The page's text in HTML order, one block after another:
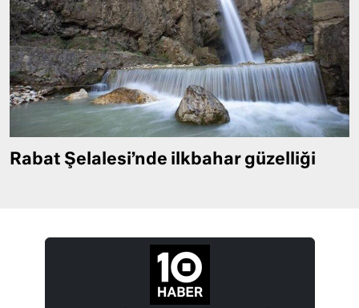
Rabat Şelalesi’nde ilkbahar güzelliği